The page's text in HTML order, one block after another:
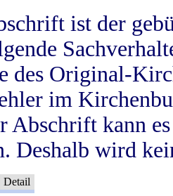
ist der
des Original-
im
Abschrift kann
Deshalb wird
Detail